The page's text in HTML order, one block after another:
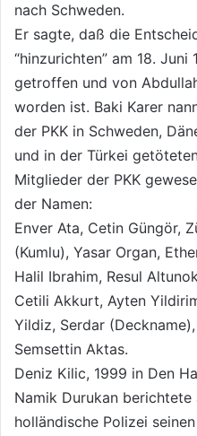
nach Schweden.
Er sagte, daß die
“hinzurichten” am 18. Juni
getroffen und von
worden ist. Baki Karer
der PKK in Schweden,
und in der Türkei
Mitglieder der PKK
der Namen:
Enver Ata, Cetin Güngör,
(Kumlu), Yasar Organ,
Halil Ibrahim, Resul
Cetili Akkurt, Ayten
Yildiz, Serdar
Semsettin Aktas.
Deniz Kilic, 1999 in Den
Namik Durukan berichtete
holländische Polizei